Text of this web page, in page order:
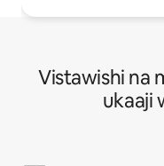
Vistawishi na
ukaaji